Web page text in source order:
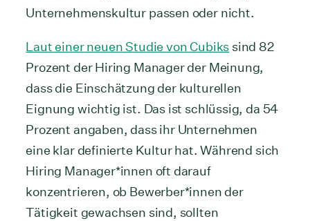
Unternehmenskultur passen oder nicht.
Laut einer neuen Studie von Cubiks sind 82
Prozent der Hiring Manager der Meinung,
dass die Einschätzung der kulturellen
Eignung wichtig ist. Das ist schlüssig, da 54
Prozent angaben, dass ihr Unternehmen
eine klar definierte Kultur hat. Während sich
Hiring Manager*innen oft darauf
konzentrieren, ob Bewerber*innen der
Tätigkeit gewachsen sind, sollten